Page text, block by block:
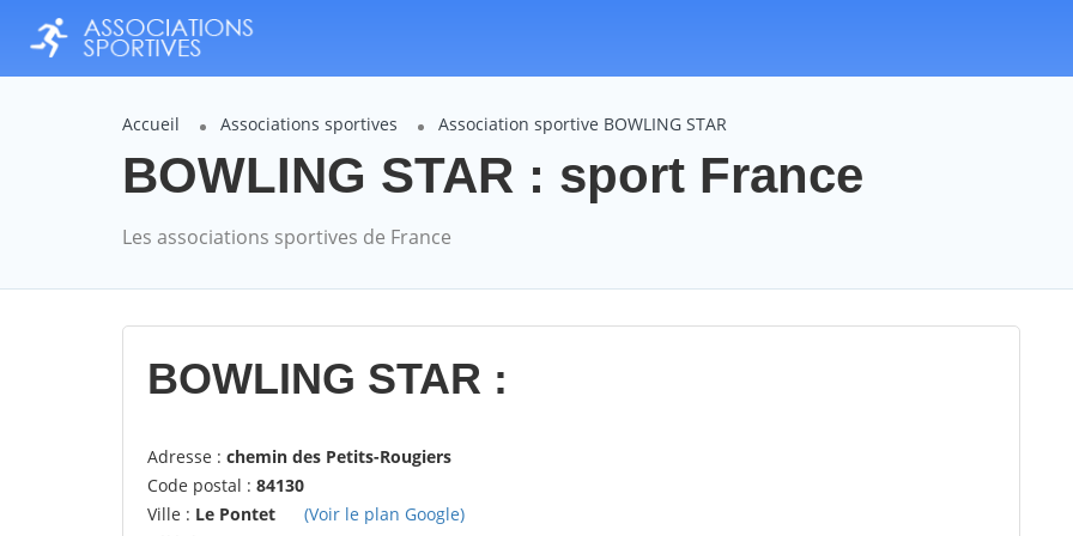
Accueil Associations sportives Association sportive BOWLING STAR
BOWLING STAR : sport France
Les associations sportives de France
BOWLING STAR :
Adresse : chemin des Petits-Rougiers
Code postal : 84130
Ville : Le Pontet
(Voir le plan Google)